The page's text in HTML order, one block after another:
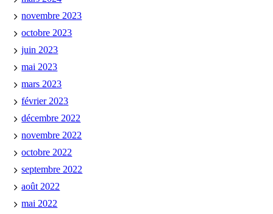
novembre 2023
octobre 2023
juin 2023
mai 2023
mars 2023
février 2023
décembre 2022
novembre 2022
octobre 2022
septembre 2022
août 2022
mai 2022